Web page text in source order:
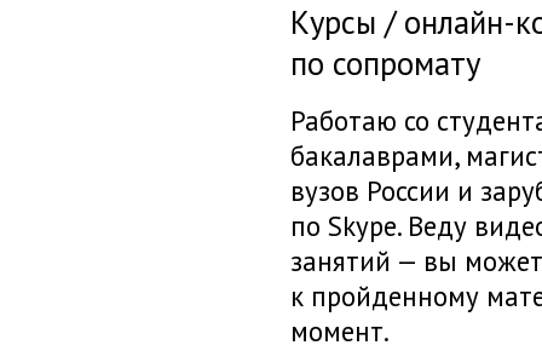
Курсы /онлайн-
по сопромату
Работаю со
бакалаврами,
вузов России и
по Skype. Веду
занятий — вы
к пройденному
момент.